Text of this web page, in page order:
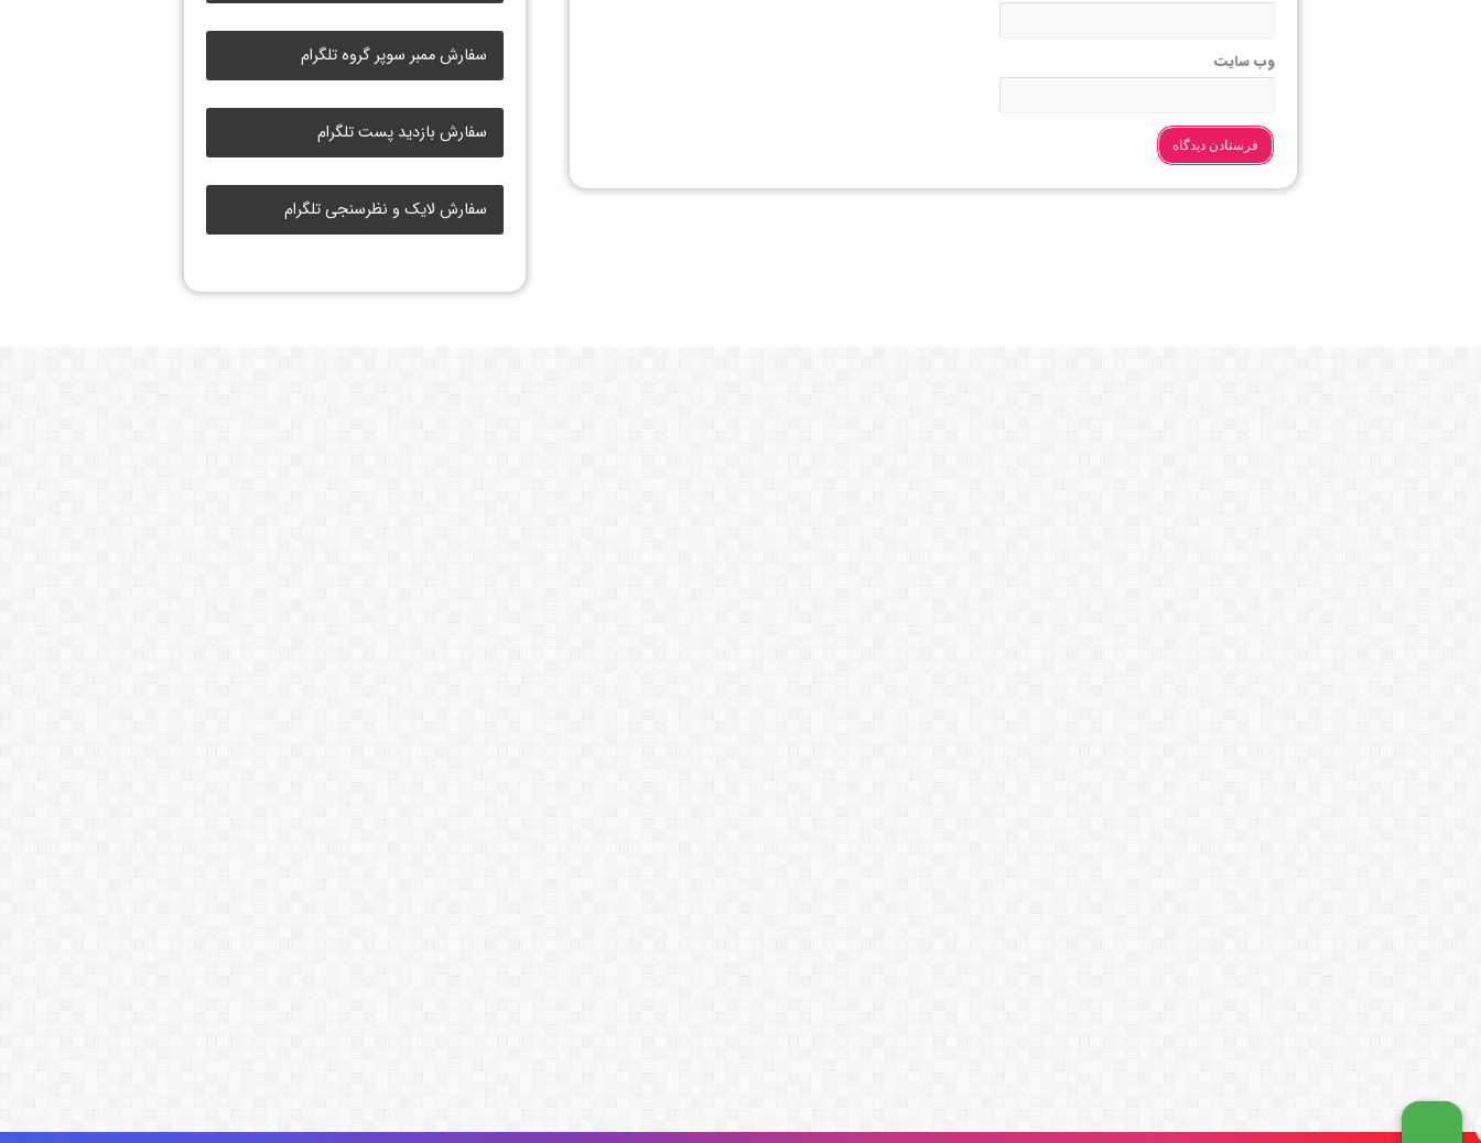
وب‌ سایت سفارش ممبر سوپر گروه تلگرام
سفارش بازدید پست تلگرام
سفارش لایک و نظرسنجی تلگرام